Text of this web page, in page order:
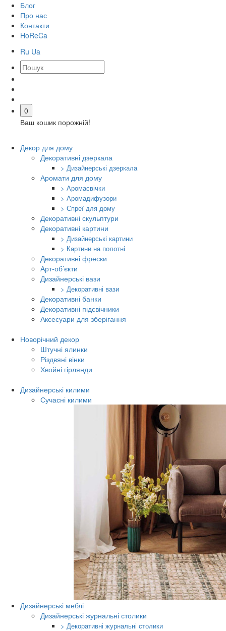
Блог
Про нас
Контакти
HoReCa
Ru Ua
0
Ваш кошик порожній!
Декор для дому
Декоративні дзеркала
> Дизайнерські дзеркала
Аромати для дому
> Аромасвічки
> Аромадифузори
> Спреї для дому
Декоративні скульптури
Декоративні картини
> Дизайнерські картини
> Картини на полотні
Декоративні фрески
Арт-об’єкти
Дизайнерські вази
> Декоративні вази
Декоративні банки
Декоративні підсвічники
Аксесуари для зберігання
Новорічний декор
Штучні ялинки
Різдвяні вінки
Хвойні гірлянди
Дизайнерські килими
Сучасні килими
Дизайнерські меблі
Дизайнерські журнальні столики
> Декоративні журнальні столики